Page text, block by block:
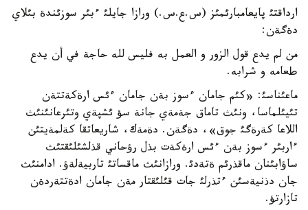
ارداقتئ پايعامبارئمئز (س.ع.س.) ورازا جايلئ ءبئر سوزئندة بئلاي
دةگةن:
من لم يدع قول الزور و العمل به فليس لله حاجة في أن يدع
طعامه و شرابه.
ماعئناسئ: «كئم جامان ءسوز بةن جامان ءئس ارةكةتتةن
تئيئلماسا، ونئث تاماق جةمةي جانة سؤ ئشپةي وتئرعانئنئث
اللاعا كةرةگئ جوق»، دةگةن. دةمةك، شاريعاتقا كةلمةيتئن
ءاربئر ءسوز بةن ءئس ارةكةت بذل رؤحاني قذلشئلئقتئث
ساؤابئنان ماقذرئم ةتةدئ. ورازانئث ماقساتئ تاربيةلةؤ. ادامنئث
جان دذنيةسئن ءتذرلئ جات قئلئقتار مةن جامان ادةتتةردةن
تازارتؤ.